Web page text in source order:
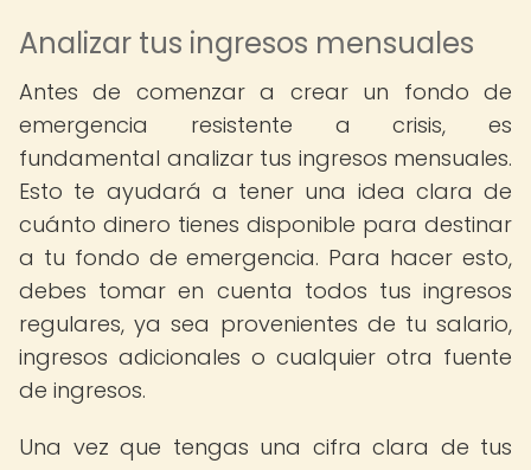
Analizar tus ingresos mensuales
Antes de comenzar a crear un fondo de
emergencia resistente a crisis, es
fundamental analizar tus ingresos mensuales.
Esto te ayudará a tener una idea clara de
cuánto dinero tienes disponible para destinar
a tu fondo de emergencia. Para hacer esto,
debes tomar en cuenta todos tus ingresos
regulares, ya sea provenientes de tu salario,
ingresos adicionales o cualquier otra fuente
de ingresos.
Una vez que tengas una cifra clara de tus